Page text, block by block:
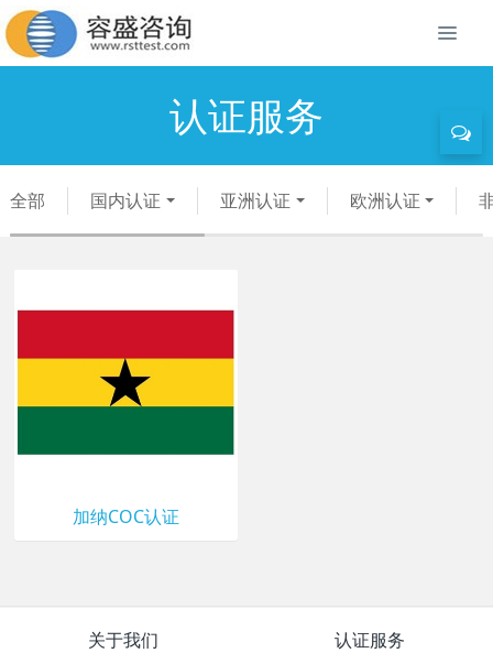
认证服务
全部 国内认证 亚洲认证 欧洲认证
加纳COC认证
关于我们 认证服务